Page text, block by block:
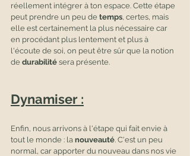
réellement intégrer à ton espace. Cette étape
peut prendre un peu de temps, certes, mais
elle est certainement la plus nécessaire car
en procédant plus lentement et plus à
l'écoute de soi, on peut être sûr que la notion
de durabilité sera présente.
Dynamiser :
Enfin, nous arrivons à l'étape qui fait envie à
tout le monde : la nouveauté. C'est un peu
normal, car apporter du nouveau dans nos vie